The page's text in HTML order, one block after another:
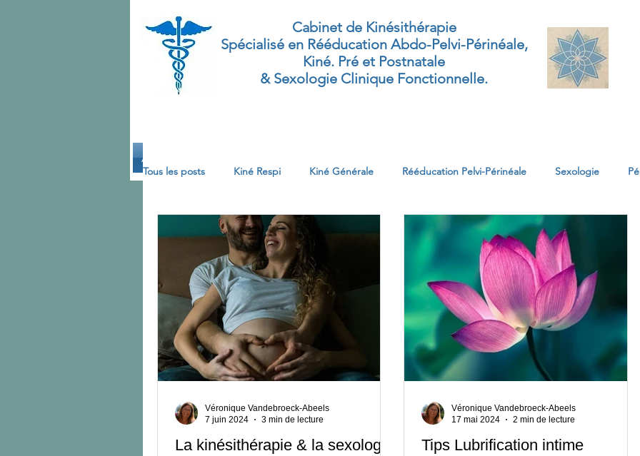
Cabinet de Kinésithérapie
Spécialiséen Rééducation Abdo-Pelvi-Périnéale,
Kiné. Pré et Postnatale
& Sexologie Clinique Fonctionnelle.
Accueil
Tous les posts Kiné Respi Kiné Générale Rééducation Pelvi-Périnéale Sexologie
Système Défecatoire Système Urinaire Pédiatrie Ergonomie
rééducation vésico- sphinctérienne Education périnéale et posturale Douleurs
Postnatal immédiat Bébé Relaxation Pleine Conscience Kiné Prénatale
Préparation à la naissance
La kinésithérapie & la sexologie
Véronique Vandebroeck-Abeels
7 juin 2024
3 min de lecture
Tips Lubrification intime
Véronique Vandebroeck-Abeels
17 mai 2024
2 min de lecture